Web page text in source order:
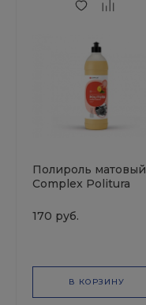
Полироль матовый
Complex Politura
VORTEX
170 руб.
В КОРЗИНУ